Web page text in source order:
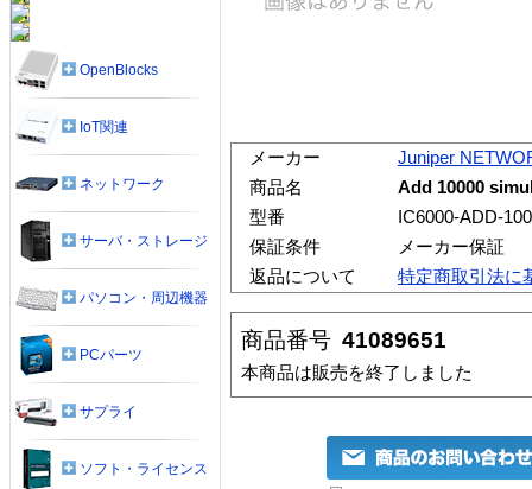
メーカー
Juniper
商品名
Add 10000
型番
IC6000-ADD-
保証条件
メーカー保証
返品について
特定商取引法に
商品番号 41089651
本商品は販売を終了しました
OpenBlocks
IoT関連
ネットワーク
サーバ・ストレージ
パソコン・周辺機器
PCパーツ
サプライ
ソフト・ライセンス